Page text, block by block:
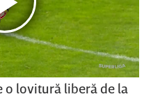
o lovitură liberă de la